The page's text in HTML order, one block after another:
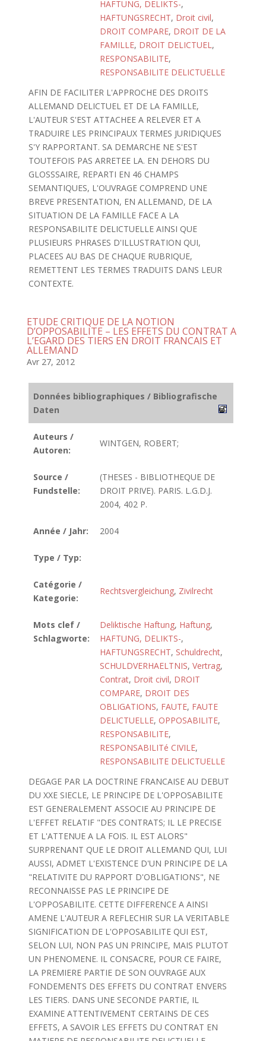
HAFTUNG, DELIKTS-,
HAFTUNGSRECHT, Droit civil,
DROIT COMPARE, DROIT DE LA
FAMILLE, DROIT DELICTUEL,
RESPONSABILITE,
RESPONSABILITE DELICTUELLE
AFIN DE FACILITER L'APPROCHE DES DROITS
ALLEMAND DELICTUEL ET DE LA FAMILLE,
L'AUTEUR S'EST ATTACHEE A RELEVER ET A
TRADUIRE LES PRINCIPAUX TERMES JURIDIQUES
S'Y RAPPORTANT. SA DEMARCHE NE S'EST
TOUTEFOIS PAS ARRETEE LA. EN DEHORS DU
GLOSSSAIRE, REPARTI EN 46 CHAMPS
SEMANTIQUES, L'OUVRAGE COMPREND UNE
BREVE PRESENTATION, EN ALLEMAND, DE LA
SITUATION DE LA FAMILLE FACE A LA
RESPONSABILITE DELICTUELLE AINSI QUE
PLUSIEURS PHRASES D'ILLUSTRATION QUI,
PLACEES AU BAS DE CHAQUE RUBRIQUE,
REMETTENT LES TERMES TRADUITS DANS LEUR
CONTEXTE.
ETUDE CRITIQUE DE LA NOTION
D’OPPOSABILITE – LES EFFETS DU CONTRAT A
L’EGARD DES TIERS EN DROIT FRANCAIS ET
ALLEMAND
Avr 27, 2012
Données bibliographiques / Bibliografische
Daten
Auteurs /
Autoren:
WINTGEN, ROBERT;
Source /
Fundstelle:
(THESES - BIBLIOTHEQUE DE
DROIT PRIVE). PARIS. L.G.D.J.
2004, 402 P.
Année / Jahr: 2004
Type / Typ:
Catégorie /
Kategorie:
Rechtsvergleichung, Zivilrecht
Mots clef /
Schlagworte:
Deliktische Haftung, Haftung,
HAFTUNG, DELIKTS-,
HAFTUNGSRECHT, Schuldrecht,
SCHULDVERHAELTNIS, Vertrag,
Contrat, Droit civil, DROIT
COMPARE, DROIT DES
OBLIGATIONS, FAUTE, FAUTE
DELICTUELLE, OPPOSABILITE,
RESPONSABILITE,
RESPONSABILITé CIVILE,
RESPONSABILITE DELICTUELLE
DEGAGE PAR LA DOCTRINE FRANCAISE AU DEBUT
DU XXE SIECLE, LE PRINCIPE DE L'OPPOSABILITE
EST GENERALEMENT ASSOCIE AU PRINCIPE DE
L'EFFET RELATIF "DES CONTRATS; IL LE PRECISE
ET L'ATTENUE A LA FOIS. IL EST ALORS"
SURPRENANT QUE LE DROIT ALLEMAND QUI, LUI
AUSSI, ADMET L'EXISTENCE D'UN PRINCIPE DE LA
"RELATIVITE DU RAPPORT D'OBLIGATIONS", NE
RECONNAISSE PAS LE PRINCIPE DE
L'OPPOSABILITE. CETTE DIFFERENCE A AINSI
AMENE L'AUTEUR A REFLECHIR SUR LA VERITABLE
SIGNIFICATION DE L'OPPOSABILITE QUI EST,
SELON LUI, NON PAS UN PRINCIPE, MAIS PLUTOT
UN PHENOMENE. IL CONSACRE, POUR CE FAIRE,
LA PREMIERE PARTIE DE SON OUVRAGE AUX
FONDEMENTS DES EFFETS DU CONTRAT ENVERS
LES TIERS. DANS UNE SECONDE PARTIE, IL
EXAMINE ATTENTIVEMENT CERTAINS DE CES
EFFETS, A SAVOIR LES EFFETS DU CONTRAT EN